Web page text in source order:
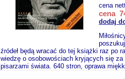
cena
cena
dodaj
źródeł będą wracać do tej książki raz po
wiedzę o osobowościach kryjących się
pisarzami świata. 640 stron, oprawa